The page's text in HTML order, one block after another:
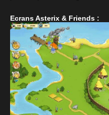
Ecrans Asterix & Friends :